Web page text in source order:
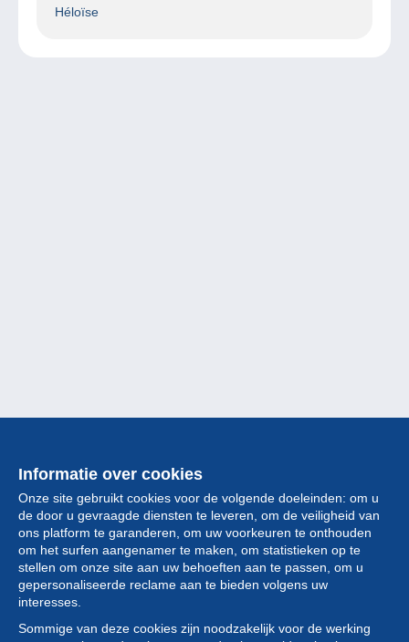
Héloïse
Informatie over cookies
Onze site gebruikt cookies voor de volgende doeleinden: om u
de door u gevraagde diensten te leveren, om de veiligheid van
ons platform te garanderen, om uw voorkeuren te onthouden
om het surfen aangenamer te maken, om statistieken op te
stellen om onze site aan uw behoeften aan te passen, om u
gepersonaliseerde reclame aan te bieden volgens uw
interesses.
Sommige van deze cookies zijn noodzakelijk voor de werking
Collectie
Nieuws